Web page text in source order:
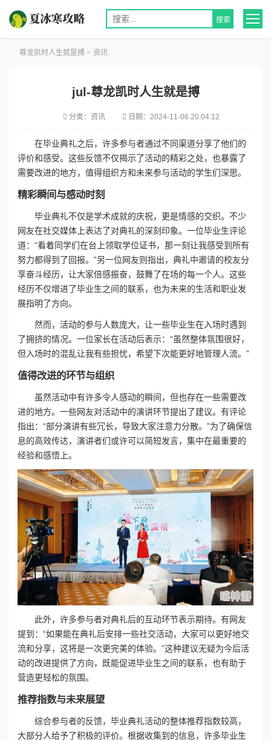
尊龙凯时人生就是搏 > 资讯
jul-尊龙凯时人生就是搏
分类： 资讯 日期： 2024-11-06 20:04:12
在毕业典礼之后，许多参与者通过不同渠道分享了他们的
评价和感受。这些反馈不仅揭示了活动的精彩之处，也暴露了
需要改进的地方，值得组织方和未来参与活动的学生们深思。
精彩瞬间与感动时刻
毕业典礼不仅是学术成就的庆祝，更是情感的交织。不少
网友在社交媒体上表达了对典礼的深刻印象。一位毕业生评论
道：“看着同学们在台上领取学位证书，那一刻让我感受到所有
努力都得到了回报。”另一位网友则指出，典礼中邀请的校友分
享奋斗经历，让大家倍感振奋，鼓舞了在场的每一个人。这些
经历不仅增进了毕业生之间的联系，也为未来的生活和职业发
展指明了方向。
然而，活动的参与人数庞大，让一些毕业生在入场时遇到
了拥挤的情况。一位家长在活动后表示：“虽然整体氛围很好，
但入场时的混乱让我有些担忧，希望下次能更好地管理人流。”
值得改进的环节与组织
虽然活动中有许多令人感动的瞬间，但也存在一些需要改
进的地方。一些网友对活动中的演讲环节提出了建议。有评论
指出：“部分演讲有些冗长，导致大家注意力分散。”为了确保信
息的高效传达，演讲者们或许可以简短发言，集中在最重要的
经验和感悟上。
此外，许多参与者对典礼后的互动环节表示期待。有网友
提到：“如果能在典礼后安排一些社交活动，大家可以更好地交
流和分享，这将是一次更完美的体验。”这种建议无疑为今后活
动的改进提供了方向，既能促进毕业生之间的联系，也有助于
营造更轻松的氛围。
推荐指数与未来展望
综合参与者的反馈，毕业典礼活动的整体推荐指数较高，
大部分人给予了积极的评价。根据收集到的信息，许多毕业生